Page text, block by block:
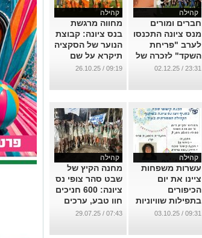
קהילה
חברים ומורים
מנס ציונה התכנסו
לערב "פריחת
השקד" לזכרה של
שקד חבני ז"ל
23:31 / 02.12.25
קהילה
מחווה מרגשת
בנס ציונה: קבוצת
הנוער של הסקציה
תיקרא על שם
שקד חבני ז"ל.
09:19 / 26.10.25
קהילה
עשרות משפחות
ציינו את יום
הכיפורים
בתפילות שוויוניות
ומשותפות בנס
...
09:31 / 03.10.25
קהילה
מחנה הקיץ של
שבט סהר צופי נס
ציונה: 600 חניכים
חוו טבע, ערכים
ועבודת צוות
07:43 / 29.07.25